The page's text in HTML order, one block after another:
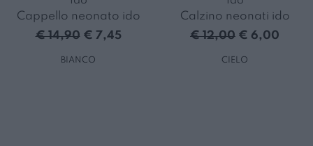
Cappello neonato ido
€ 14,90 € 7,45
BIANCO
Calzino neonati ido
€ 12,00 € 6,00
CIELO